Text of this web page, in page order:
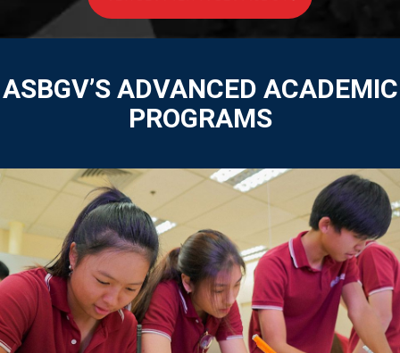
ASBGV’S ADVANCED ACADEMIC
PROGRAMS